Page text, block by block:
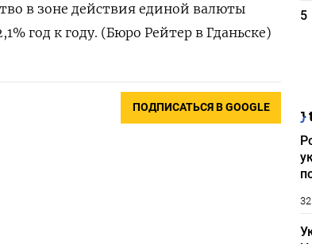
в зоне действия единой валюты
год к году. (Бюро Рейтер в Гданьске)
ПОДПИСАТЬСЯ В GOOGLE
5